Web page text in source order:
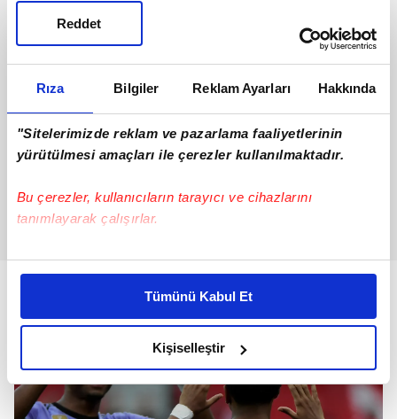
Rıza Bilgiler Reklam Ayarları Hakkında
"Sitelerimizde reklam ve pazarlama faaliyetlerinin
yürütülmesi amaçları ile çerezler kullanılmaktadır.
Bu çerezler, kullanıcıların tarayıcı ve cihazlarını
tanımlayarak çalışırlar.
Bu çerezlere izin vermeniz halinde sizlere özel
daha iyi reklam deneyimi yaşatabiliriz. Bunu yaparken
amacımızın size daha iyi bir reklam deneyimi sunmak
olduğunu ve sizlere en iyi içerikleri sunabilmek adına
elimizden gelen çabayı gösterdiğimizi ve bu noktada,
reklamların maliyetlerimizi karşılamak noktasında tek gelir
kalemimiz olduğunu sizlere hatırlatmak isteriz.
Tümünü Kabul Et
Kişiselleştir
Reddet